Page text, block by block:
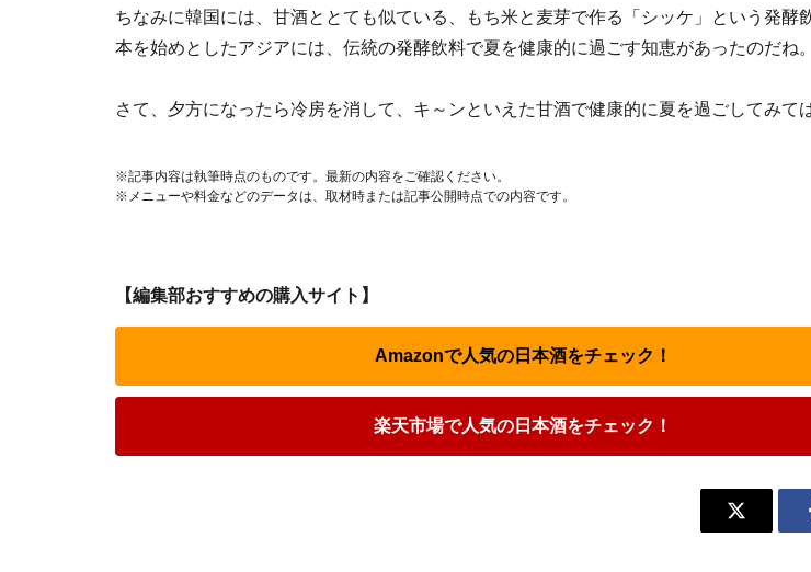
ちなみに韓国には、甘酒ととても似ている、もち米と麦芽で作る「シッケ」という発酵
本を始めとしたアジアには、伝統の発酵飲料で夏を健康的に過ごす知恵があったのだね。
さて、夕方になったら冷房を消して、キ～ンといえた甘酒で健康的に夏を過ごしてみて
※記事内容は執筆時点のものです。最新の内容をご確認ください。
※メニューや料金などのデータは、取材時または記事公開時点での内容です。
【編集部おすすめの購入サイト】
Amazonで人気の日本酒をチェック！
楽天市場で人気の日本酒をチェック！